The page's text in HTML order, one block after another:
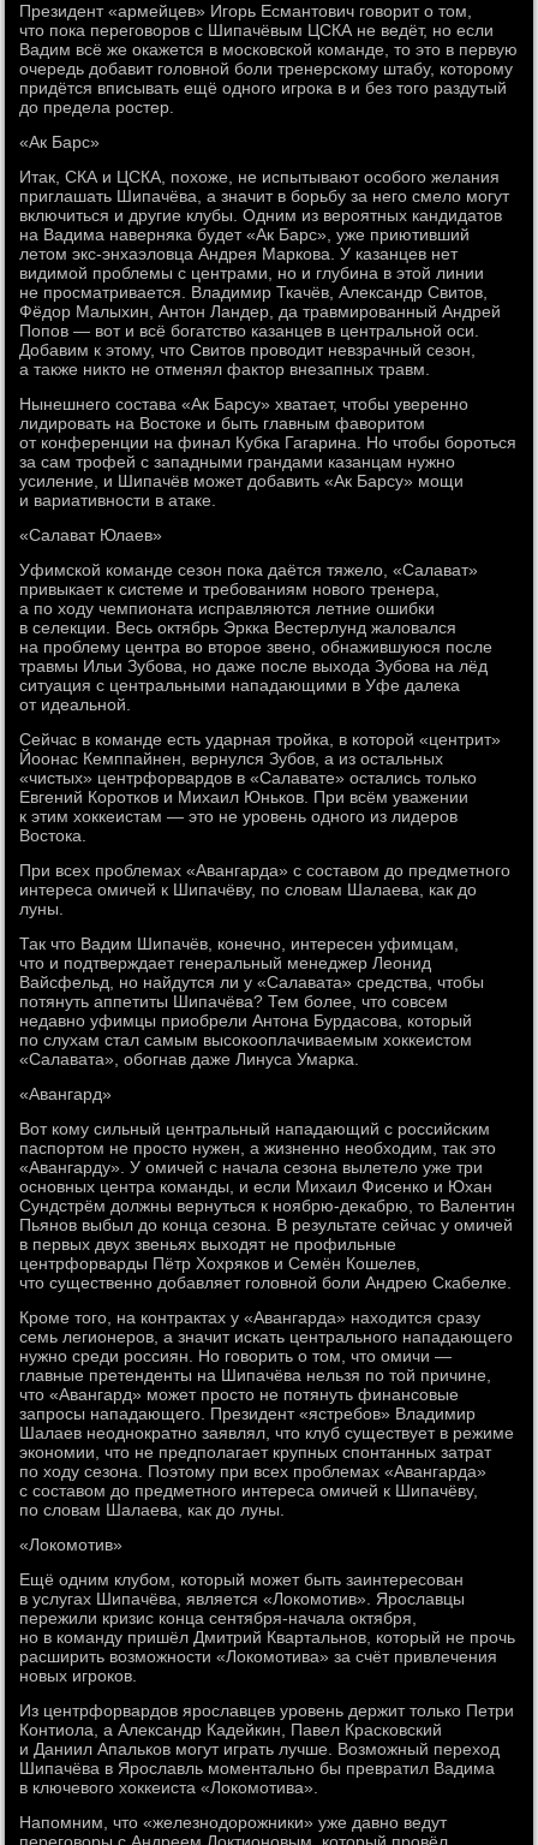
Президент «армейцев» Игорь Есмантович говорит о том,
что пока переговоров с Шипачёвым ЦСКА не ведёт, но если
Вадим всё же окажется в московской команде, то это в первую
очередь добавит головной боли тренерскому штабу, которому
придётся вписывать ещё одного игрока в и без того раздутый
до предела ростер.
«Ак Барс»
Итак, СКА и ЦСКА, похоже, не испытывают особого желания
приглашать Шипачёва, а значит в борьбу за него смело могут
включиться и другие клубы. Одним из вероятных кандидатов
на Вадима наверняка будет «Ак Барс», уже приютивший
летом экс-энхаэловца Андрея Маркова. У казанцев нет
видимой проблемы с центрами, но и глубина в этой линии
не просматривается. Владимир Ткачёв, Александр Свитов,
Фёдор Малыхин, Антон Ландер, да травмированный Андрей
Попов — вот и всё богатство казанцев в центральной оси.
Добавим к этому, что Свитов проводит невзрачный сезон,
а также никто не отменял фактор внезапных травм.
Нынешнего состава «Ак Барсу» хватает, чтобы уверенно
лидировать на Востоке и быть главным фаворитом
от конференции на финал Кубка Гагарина. Но чтобы бороться
за сам трофей с западными грандами казанцам нужно
усиление, и Шипачёв может добавить «Ак Барсу» мощи
и вариативности в атаке.
«Салават Юлаев»
Уфимской команде сезон пока даётся тяжело, «Салават»
привыкает к системе и требованиям нового тренера,
а по ходу чемпионата исправляются летние ошибки
в селекции. Весь октябрь Эркка Вестерлунд жаловался
на проблему центра во второе звено, обнажившуюся после
травмы Ильи Зубова, но даже после выхода Зубова на лёд
ситуация с центральными нападающими в Уфе далека
от идеальной.
Сейчас в команде есть ударная тройка, в которой «центрит»
Йоонас Кемппайнен, вернулся Зубов, а из остальных
«чистых» центрфорвардов в «Салавате» остались только
Евгений Коротков и Михаил Юньков. При всём уважении
к этим хоккеистам — это не уровень одного из лидеров
Востока.
При всех проблемах «Авангарда» с составом до предметного
интереса омичей к Шипачёву, по словам Шалаева, как до
луны.
Так что Вадим Шипачёв, конечно, интересен уфимцам,
что и подтверждает генеральный менеджер Леонид
Вайсфельд, но найдутся ли у «Салавата» средства, чтобы
потянуть аппетиты Шипачёва? Тем более, что совсем
недавно уфимцы приобрели Антона Бурдасова, который
по слухам стал самым высокооплачиваемым хоккеистом
«Салавата», обогнав даже Линуса Умарка.
«Авангард»
Вот кому сильный центральный нападающий с российским
паспортом не просто нужен, а жизненно необходим, так это
«Авангарду». У омичей с начала сезона вылетело уже три
основных центра команды, и если Михаил Фисенко и Юхан
Сундстрём должны вернуться к ноябрю-декабрю, то Валентин
Пьянов выбыл до конца сезона. В результате сейчас у омичей
в первых двух звеньях выходят не профильные
центрфорварды Пётр Хохряков и Семён Кошелев,
что существенно добавляет головной боли Андрею Скабелке.
Кроме того, на контрактах у «Авангарда» находится сразу
семь легионеров, а значит искать центрального нападающего
нужно среди россиян. Но говорить о том, что омичи —
главные претенденты на Шипачёва нельзя по той причине,
что «Авангард» может просто не потянуть финансовые
запросы нападающего. Президент «ястребов» Владимир
Шалаев неоднократно заявлял, что клуб существует в режиме
экономии, что не предполагает крупных спонтанных затрат
по ходу сезона. Поэтому при всех проблемах «Авангарда»
с составом до предметного интереса омичей к Шипачёву,
по словам Шалаева, как до луны.
«Локомотив»
Ещё одним клубом, который может быть заинтересован
в услугах Шипачёва, является «Локомотив». Ярославцы
пережили кризис конца сентября-начала октября,
но в команду пришёл Дмитрий Квартальнов, который не прочь
расширить возможности «Локомотива» за счёт привлечения
новых игроков.
Из центрфорвардов ярославцев уровень держит только Петри
Контиола, а Александр Кадейкин, Павел Красковский
и Даниил Апальков могут играть лучше. Возможный переход
Шипачёва в Ярославль моментально бы превратил Вадима
в ключевого хоккеиста «Локомотива».
Напомним, что «железнодорожники» уже давно ведут